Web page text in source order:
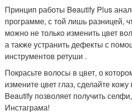
Принцип работы Beautify Plus
программе, с той лишь разницей,
можно не только изменить цвет
а также устранить дефекты с
инструментов ретуши .
Покрасьте волосы в цвет, о
измените цвет глаз, сделайте кожу
Beautify позволяет получить
Инстаграма!